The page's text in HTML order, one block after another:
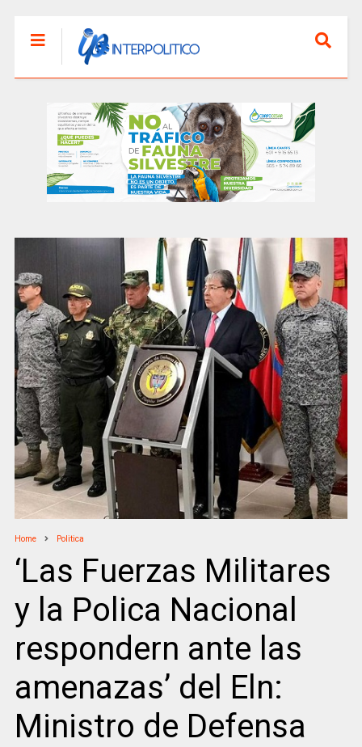
Home Politica
‘Las Fuerzas Militares
y la Polica Nacional
respondern ante las
amenazas’ del Eln:
Ministro de Defensa